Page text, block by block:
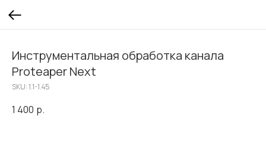
Инструментальная обработка канала
Proteaper Next
SKU:1.1-1.45
1 400 р.